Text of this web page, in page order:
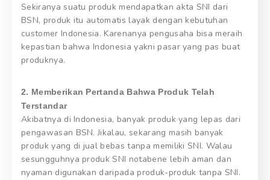
Sekiranya suatu produk mendapatkan akta SNI dari
BSN, produk itu automatis layak dengan kebutuhan
customer Indonesia. Karenanya pengusaha bisa meraih
kepastian bahwa Indonesia yakni pasar yang pas buat
produknya.
2. Memberikan Pertanda Bahwa Produk Telah
Terstandar
Akibatnya di Indonesia, banyak produk yang lepas dari
pengawasan BSN. Jikalau, sekarang masih banyak
produk yang di jual bebas tanpa memiliki SNI. Walau
sesungguhnya produk SNI notabene lebih aman dan
nyaman digunakan daripada produk-produk tanpa SNI.